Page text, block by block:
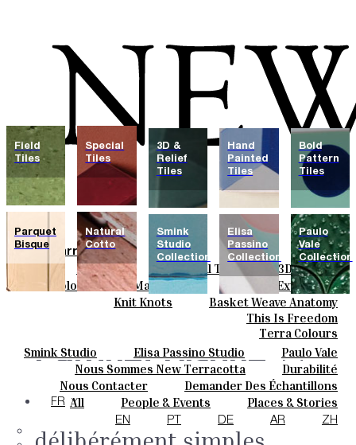
Carreaux
Field Tiles Special Tiles
3D & Relief
Hand Painted
Bold Pattern
Parquet Bisque
Natural Cotto
Elisa Passino
Smink
Paulo Vale
Couleurs
Basic Colours Matt Colours
Oxide Explosions
Special Firing
Vintage Metallics
Dry Colours
Terra Colours
Céramique
Knit Knots
Basket Weave Anatomy
This Is Freedom
Sur Mesure
Smink Studio Elisa Passino Studio Paulo Vale
À Propos
Nous Sommes New Terracotta
Durabilité
Le Studio
Contacts
Nous Contacter
Demander Des Échantillons
Comment Acheter
Catalogues Et Spécifications Techniques
FAQ
Journal
All People & Events
Places & Stories
Materials & Sustainability
Inspiration & Culture
FR
EN PT DE AR ZH
Field
Tiles
Special
Tiles
3D &
Relief
Tiles
Hand
Painted
Tiles
Bold
Pattern
Tiles
Parquet
Bisque
Natural
Cotto
Smink
Studio
Collection
Elisa
Passino
Collection
Paulo
Vale
Collection
Parquet Bisque. La
collection comprend 44
formats de biscuits